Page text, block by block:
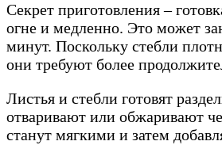
Секрет приготовления –
огне и медленно. Это может
минут. Поскольку стебли
они требуют более
Листья и стебли готовят
отваривают или обжаривают
станут мягкими и затем